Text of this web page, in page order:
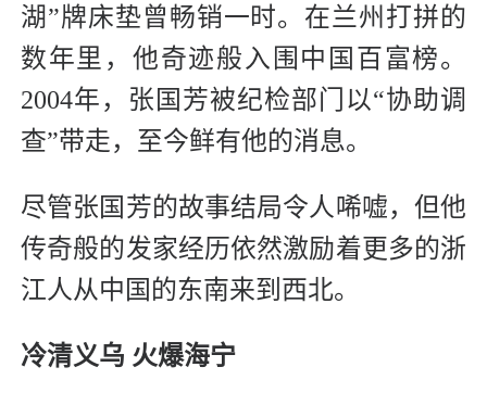
湖”牌床垫曾畅销一时。在兰州打拼的
数年里，他奇迹般入围中国百富榜。
2004年，张国芳被纪检部门以“协助调
查”带走，至今鲜有他的消息。
尽管张国芳的故事结局令人唏嘘，但他
传奇般的发家经历依然激励着更多的浙
江人从中国的东南来到西北。
冷清义乌 火爆海宁